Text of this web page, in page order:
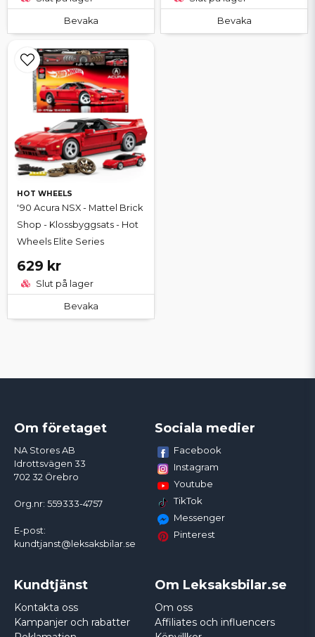
Bevaka Bevaka
HOT WHEELS
'90 Acura NSX - Mattel Brick
Shop - Klossbyggsats - Hot
Wheels Elite Series
629 kr
Slut på lager
Bevaka
Om företaget
NA Stores AB
Idrottsvägen 33
702 32 Örebro
Org.nr: 559333-4757
E-post:
kundtjanst@leksaksbilar.se
Sociala medier
Facebook
Instagram
Youtube
TikTok
Messenger
Pinterest
Kundtjänst
Kontakta oss
Kampanjer och rabatter
Om Leksaksbilar.se
Om oss
Affiliates och influencers